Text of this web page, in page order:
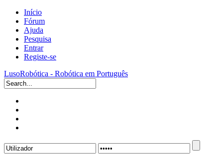
Início
Fórum
Ajuda
Pesquisa
Entrar
Registe-se
LusoRobótica - Robótica em Português